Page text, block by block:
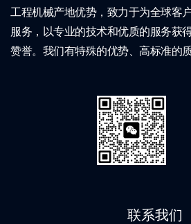
工程机械产地优势，致力于为全球客
服务，以专业的技术和优质的服务获
赞誉。我们有特殊的优势、高标准的
联系我们